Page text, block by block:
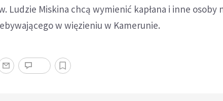
Ludzie Miskina chcą wymienić kapłana i inne osoby
w więzieniu w Kamerunie.